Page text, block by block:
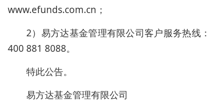
www.efunds.com.cn；
2）易方达基金管理有限公司客户服务热线：
400 881 8088。
特此公告。
易方达基金管理有限公司